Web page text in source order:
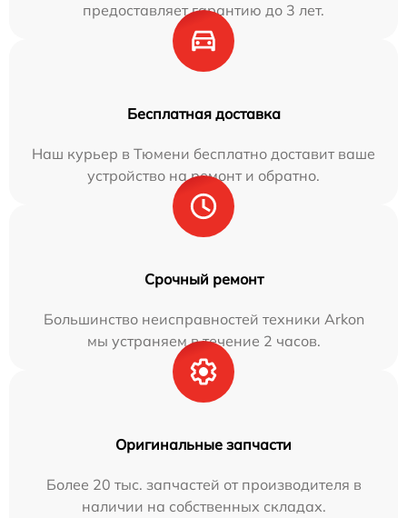
предоставляет гарантию до 3 лет.
Бесплатная доставка
Наш курьер в Тюмени бесплатно доставит ваше
устройство на ремонт и обратно.
Срочный ремонт
Большинство неисправностей техники Arkon
мы устраняем в течение 2 часов.
Оригинальные запчасти
Более 20 тыс. запчастей от производителя в
наличии на собственных складах.